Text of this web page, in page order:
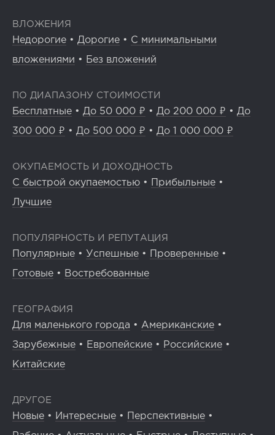
ВЛОЖЕНИЯ
Недорогие • Дорогие • С минимальными
вложениями • Без вложений
ПО ДИАПАЗОНУ СТОИМОСТИ
Бесплатные • До 50 000 ₽ • До 200 000 ₽ • До
300 000 ₽ • До 500 000 ₽ • До 1 000 000 ₽
ОКУПАЕМОСТЬ И ДОХОДНОСТЬ
С быстрой окупаемостью • Прибыльные •
Лучшие
ПОПУЛЯРНОСТЬ И РЕПУТАЦИЯ
Популярные • Успешные • Проверенные •
Готовые • Востребованные
ГЕОГРАФИЯ
Для маленького города • Американские •
Зарубежные • Европейские • Российские •
Китайские
ДРУГОЕ
Новые • Интересные • Перспективные •